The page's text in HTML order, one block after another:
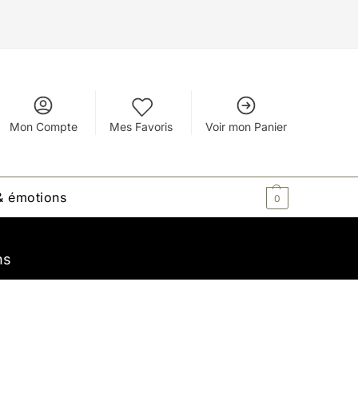
Mon Compte Mes Favoris Voir mon Panier
émotions 0